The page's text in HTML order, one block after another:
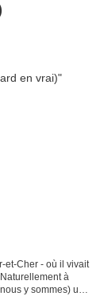
et-Cher - où il vivait
à
y sommes) une